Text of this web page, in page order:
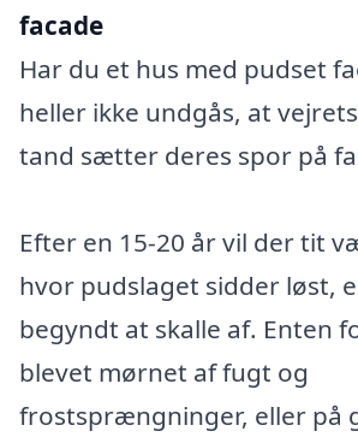
facade
Har du et hus med pudset
heller ikke undgås, at
tand sætter deres spor på
Efter en 15-20 år vil der tit
hvor pudslaget sidder løst,
begyndt at skalle af. Enten
blevet mørnet af fugt og
frostsprængninger, eller på